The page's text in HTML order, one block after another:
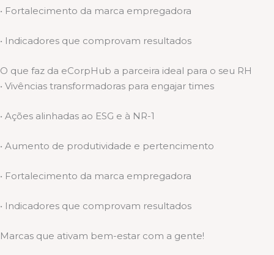
• Fortalecimento da marca empregadora
• Indicadores que comprovam resultados
O que faz da eCorpHub a parceira ideal para o seu RH
• Vivências transformadoras para engajar times
• Ações alinhadas ao ESG e à NR-1
• Aumento de produtividade e pertencimento
• Fortalecimento da marca empregadora
• Indicadores que comprovam resultados
Marcas que ativam bem-estar com a gente!